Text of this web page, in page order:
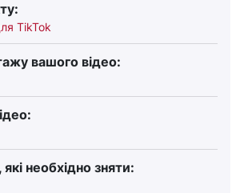
TikTok
вашого відео:
які необхідно зняти: